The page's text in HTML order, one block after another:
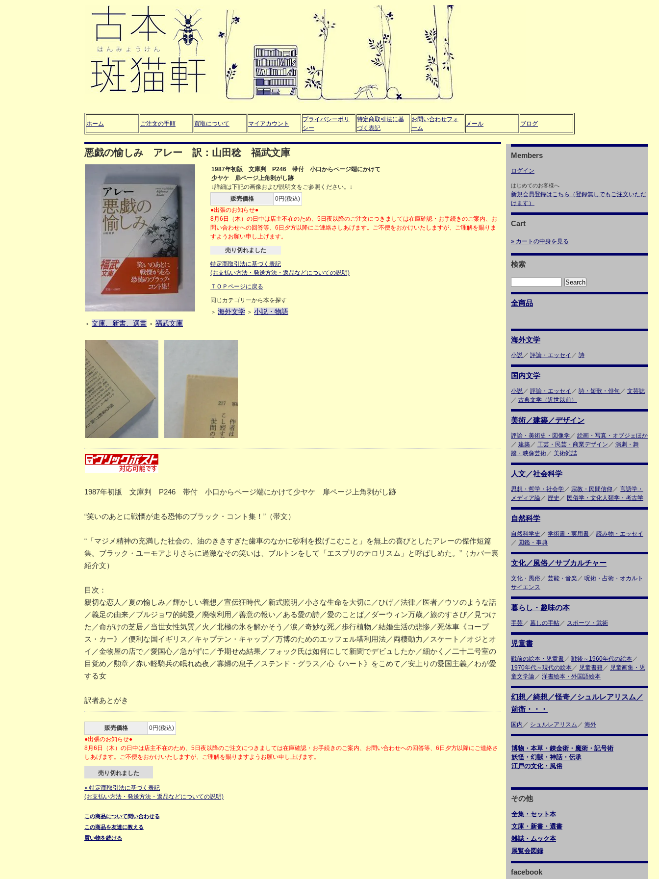
ホーム ご注文の手順 買取について マイアカウント
プライバシーポリ
シー
特定商取引法に基
づく表記
お問い合わせフォ
ーム
メール ブログ
悪戯の愉しみ アレー 訳：山田稔 福武文庫
1987年初版 文庫判 P246 帯付 小口からページ端にかけて
少ヤケ 扉ページ上角剥がし跡
↓詳細は下記の画像および説明文をご参照ください。↓
販売価格
0円(税込)
●出張のお知らせ●
8月6日（木）の日中は店主不在のため、5日夜以降のご注文につきましては在庫確認・お手続きのご案内、お
問い合わせへの回答等、6日夕方以降にご連絡さしあげます。ご不便をおかけいたしますが、ご理解を賜りま
すようお願い申し上げます。
売り切れました
特定商取引法に基づく表記
(お支払い方法・発送方法・返品などについての説明)
ＴＯＰページに戻る
同じカテゴリーから本を探す
＞ 海外文学 ＞ 小説・物語
＞ 文庫、新書、選書 ＞ 福武文庫
1987年初版 文庫判 P246 帯付 小口からページ端にかけて少ヤケ 扉ページ上角剥がし跡
“笑いのあとに戦慄が走る恐怖のブラック・コント集！”（帯文）
“「マジメ精神の充満した社会の、油のききすぎた歯車のなかに砂利を投げこむこと」を無上の喜びとしたアレーの傑作短篇
集。ブラック・ユーモアよりさらに過激なその笑いは、ブルトンをして「エスプリのテロリスム」と呼ばしめた。”（カバー裏
紹介文）
目次：
親切な恋人／夏の愉しみ／輝かしい着想／宣伝狂時代／新式照明／小さな生命を大切に／ひげ／法律／医者／ウソのような話
／義足の由来／ブルジョワ的純愛／廃物利用／善意の報い／ある愛の詩／愛のことば／ダーウィン万歳／旅のすさび／見つけ
た／命がけの芝居／当世女性気質／火／北極の氷を解かそう／涙／奇妙な死／歩行植物／結婚生活の悲惨／死体車《コープ
ス・カー》／便利な国イギリス／キャプテン・キャップ／万博のためのエッフェル塔利用法／両棲動力／スケート／オジとオ
イ／金物屋の店で／愛国心／急がずに／予期せぬ結果／フォック氏は如何にして新聞でデビュしたか／細かく／二十二号室の
目覚め／勲章／赤い軽騎兵の眠れぬ夜／寡婦の息子／ステンド・グラス／心《ハート》をこめて／安上りの愛国主義／わが愛
する女
訳者あとがき
販売価格
0円(税込)
●出張のお知らせ●
8月6日（木）の日中は店主不在のため、5日夜以降のご注文につきましては在庫確認・お手続きのご案内、お問い合わせへの回答等、6日夕方以降にご連絡さ
しあげます。ご不便をおかけいたしますが、ご理解を賜りますようお願い申し上げます。
売り切れました
» 特定商取引法に基づく表記
(お支払い方法・発送方法・返品などについての説明)
この商品について問い合わせる
この商品を友達に教える
買い物を続ける
Members
ログイン
はじめてのお客様へ
新規会員登録はこちら（登録無しでもご注文いただ
けます）
Cart
» カートの中身を見る
検索
全商品
海外文学
小説／ 評論・エッセイ ／ 詩
国内文学
小説／ 評論・エッセイ ／ 詩・短歌・俳句 ／ 文芸誌
／ 古典文学（近世以前）
美術／建築／デザイン
評論・美術史・図像学／ 絵画・写真・オブジェほか
／ 建築／ 工芸・民芸・商業デザイン ／ 演劇・舞
踏・映像芸術／ 美術雑誌
人文／社会科学
思想・哲学・社会学／ 宗教・民間信仰 ／ 言語学・
メディア論／ 歴史 ／ 民俗学・文化人類学・考古学
自然科学
自然科学史 ／ 学術書・実用書／ 読み物・エッセイ
／ 図鑑・事典
文化／風俗／サブカルチャー
文化・風俗／ 芸能・音楽 ／ 呪術・占術・オカルト
サイエンス
暮らし・趣味の本
手芸／ 暮しの手帖／ スポーツ・武術
児童書
戦前の絵本・児童書／ 戦後～1960年代の絵本／
1970年代～現代の絵本／ 児童書籍／ 児童画集・児
童文学論／ 洋書絵本・外国語絵本
幻想／綺想／怪奇／シュルレアリスム／
前衛・・・
国内 ／ シュルレアリスム ／ 海外
博物・本草・錬金術・魔術・記号術
妖怪・幻獣・神話・伝承
江戸の文化・風俗
その他
全集・セット本
文庫・新書・選書
雑誌・ムック本
展覧会図録
facebook